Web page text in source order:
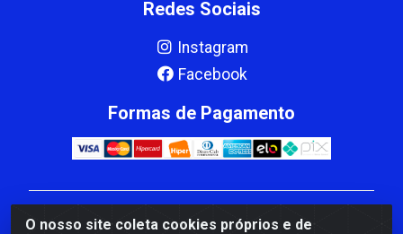
O nosso site coleta cookies próprios e de
Redes Sociais
Instagram
Facebook
Formas de Pagamento
CBP MACEDO COMERCIO PEÇAS LTDA Matriz - av